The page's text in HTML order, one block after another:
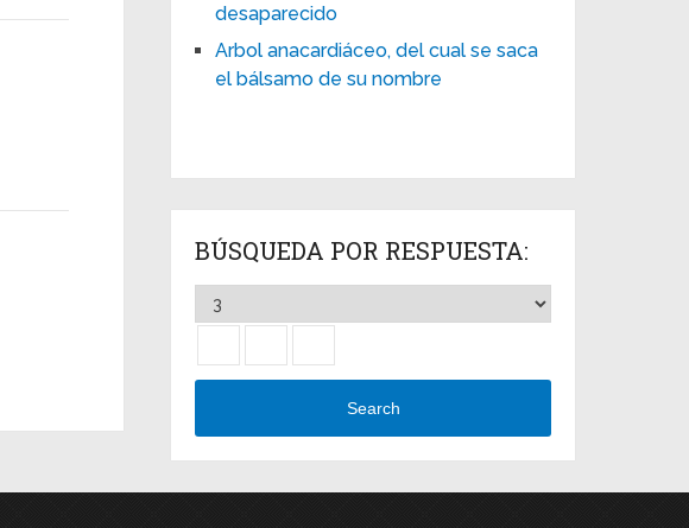
desaparecido
Arbol anacardiáceo, del cual se saca
el bálsamo de su nombre
BÚSQUEDA POR RESPUESTA:
Search